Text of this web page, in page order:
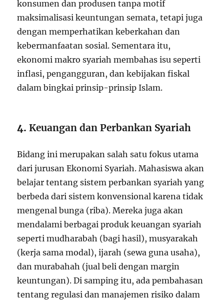
konsumen dan produsen tanpa motif
maksimalisasi keuntungan semata, tetapi juga
dengan memperhatikan keberkahan dan
kebermanfaatan sosial. Sementara itu,
ekonomi makro syariah membahas isu seperti
inflasi, pengangguran, dan kebijakan fiskal
dalam bingkai prinsip-prinsip Islam.
4.Keuangan dan Perbankan Syariah
Bidang ini merupakan salah satu fokus utama
dari jurusan Ekonomi Syariah. Mahasiswa akan
belajar tentang sistem perbankan syariah yang
berbeda dari sistem konvensional karena tidak
mengenal bunga (riba). Mereka juga akan
mendalami berbagai produk keuangan syariah
seperti mudharabah (bagi hasil), musyarakah
(kerja sama modal), ijarah (sewa guna usaha),
dan murabahah (jual beli dengan margin
keuntungan). Di samping itu, ada pembahasan
tentang regulasi dan manajemen risiko dalam